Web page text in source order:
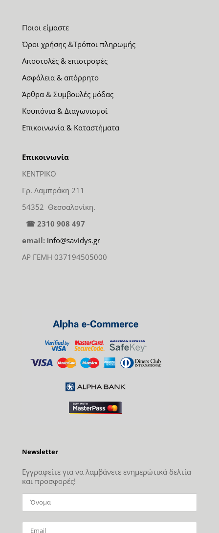
Ποιοι είμαστε
Όροι χρήσης &Τρόποι πληρωμής
Αποστολές & επιστροφές
Ασφάλεια & απόρρητο
Άρθρα & Συμβουλές μόδας
Κουπόνια & Διαγωνισμοί
Επικοινωνία & Καταστήματα
Επικοινωνία
ΚΕΝΤΡΙΚΟ
Γρ. Λαμπράκη 211
54352 Θεσσαλονίκη.
☎ 2310 908 497
email: info@savidys.gr
ΑΡ ΓΕΜΗ 037194505000
Newsletter
Εγγραφείτε για να λαμβάνετε ενημερώτικά δελτία
και προσφορές!